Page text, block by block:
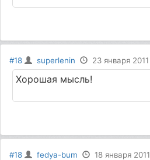
#18 superlenin 23 января 2011
Хорошая мысль!
#18 fedya-bum 18 января 2011